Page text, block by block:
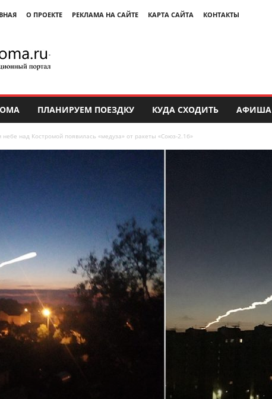
О ПРОЕКТЕ РЕКЛАМА НА САЙТЕ КАРТА САЙТА КОНТАКТЫ
ПЛАНИРУЕМ ПОЕЗДКУ КУДА СХОДИТЬ АФИША
небе над Костромой появилась «медуза» от ракеты «Союз-2.1б»